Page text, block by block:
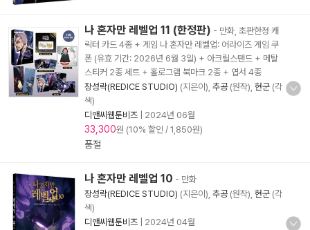
나 혼자만 레벨업 11 (한정판) - 만화, 초판한정 캐
릭터 카드 4종 + 게임 나 혼자만 레벨업: 어라이즈 게임 쿠
폰 (유효 기간: 2026년 6월 3일) + 아크릴스탠드 + 메탈
스티커 2종 세트 + 홀로그램 북마크 2종 + 엽서 4종
장성락(REDICE STUDIO) (지은이), 추공 (원작), 현군 (각
색)
디앤씨웹툰비즈
2024년 06월
33,300원 (10% 할인 / 1,850원)
품절
나 혼자만 레벨업 10 - 만화
장성락(REDICE STUDIO) (지은이), 추공 (원작), 현군 (각
색)
디앤씨웹툰비즈
2024년 04월